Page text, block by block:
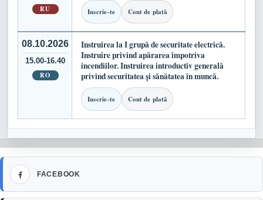
RU Inscrie-te Cont de plată
08.10.2026
15.00-16.40
RO
Instruirea la I grupă de securitate electrică.
Instruire privind apărarea împotriva
incendiilor. Instruirea introductiv generală
privind securitatea și sănătatea în muncă.
Inscrie-te Cont de plată
FACEBOOK
Facebook